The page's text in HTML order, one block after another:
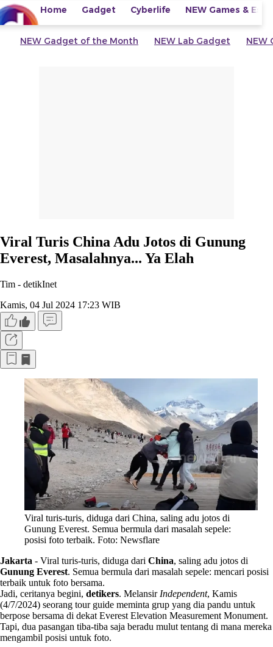
Home Gadget Cyberlife NEW Games &
NEW Gadget of the Month NEW Lab Gadget NEW
Viral Turis China Adu Jotos di Gunung
Everest, Masalahnya... Ya Elah
Tim - detikInet
Kamis, 04 Jul 2024 17:23 WIB
Viral turis-turis, diduga dari China, saling adu jotos di
Gunung Everest. Semua bermula dari masalah sepele:
posisi foto terbaik. Foto: Newsflare
Jakarta - Viral turis-turis, diduga dari China, saling adu jotos di
Gunung Everest. Semua bermula dari masalah sepele: mencari posisi
terbaik untuk foto bersama.
Jadi, ceritanya begini, detikers. Melansir Independent, Kamis
(4/7/2024) seorang tour guide meminta grup yang dia pandu untuk
berpose bersama di dekat Everest Elevation Measurement Monument.
Tapi, dua pasangan tiba-tiba saja beradu mulut tentang di mana mereka
mengambil posisi untuk foto.